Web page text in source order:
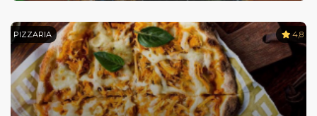
PIZZARIA 4,8